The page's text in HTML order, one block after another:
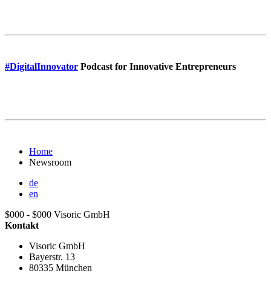
#DigitalInnovator Podcast for Innovative Entrepreneurs
Home
Newsroom
de
en
$000 - $000 Visoric GmbH
Kontakt
Visoric GmbH
Bayerstr. 13
80335 München